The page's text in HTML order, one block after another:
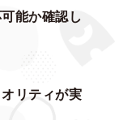
能か確認し
リティが実